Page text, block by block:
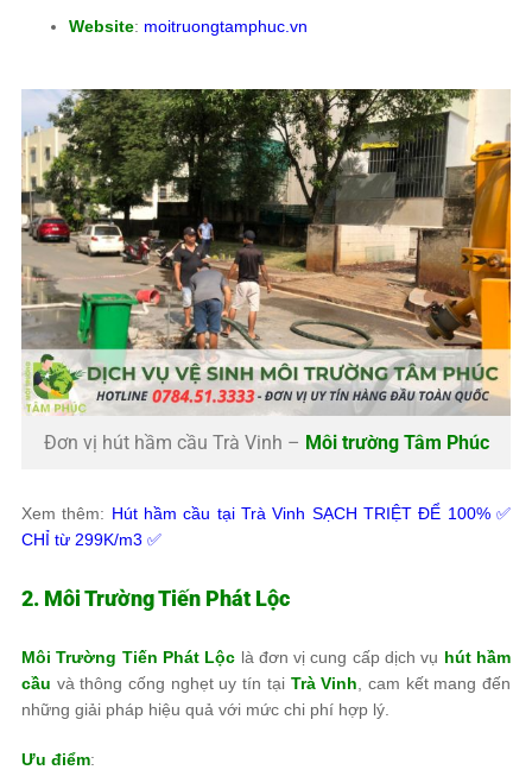
Website: moitruongtamphuc.vn
Đơn vị hút hầm cầu Trà Vinh – Môi trường Tâm Phúc
Xem thêm: Hút hầm cầu tại Trà Vinh SẠCH TRIỆT ĐỂ 100% ✅
CHỈ từ 299K/m3 ✅
2. Môi Trường Tiến Phát Lộc
Môi Trường Tiến Phát Lộc là đơn vị cung cấp dịch vụ hút hầm
cầu và thông cống nghẹt uy tín tại Trà Vinh , cam kết mang đến
những giải pháp hiệu quả với mức chi phí hợp lý.
Ưu điểm: